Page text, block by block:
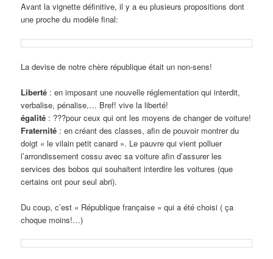
Avant la vignette définitive, il y a eu plusieurs propositions dont
une proche du modèle final:
La devise de notre chère république était un non-sens!
Liberté : en imposant une nouvelle réglementation qui interdit,
verbalise, pénalise,… Bref! vive la liberté!
égalité : ???pour ceux qui ont les moyens de changer de voiture!
Fraternité : en créant des classes, afin de pouvoir montrer du
doigt « le vilain petit canard ». Le pauvre qui vient polluer
l’arrondissement cossu avec sa voiture afin d’assurer les
services des bobos qui souhaitent interdire les voitures (que
certains ont pour seul abri).
Du coup, c’est « République française » qui a été choisi ( ça
choque moins!…)